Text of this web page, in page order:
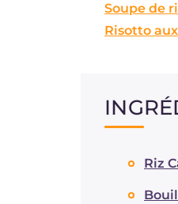
Soupe de
Risotto
Riz